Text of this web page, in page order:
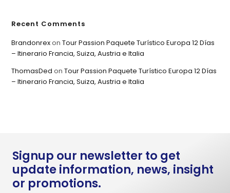
Recent Comments
BrandonrexonTour Passion Paquete Turístico Europa 12 Días
– Itinerario Francia, Suiza, Austria e Italia
ThomasDed onTour Passion Paquete Turístico Europa 12 Días
– Itinerario Francia, Suiza, Austria e Italia
Signup our newsletter to get
update information, news, insight
or promotions.